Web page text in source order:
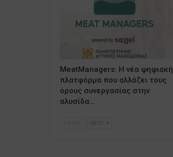
MeatManagers: Η νέα ψηφιακή
πλατφόρμα που αλλάζει τους
όρους συνεργασίας στην
αλυσίδα…
NEXT